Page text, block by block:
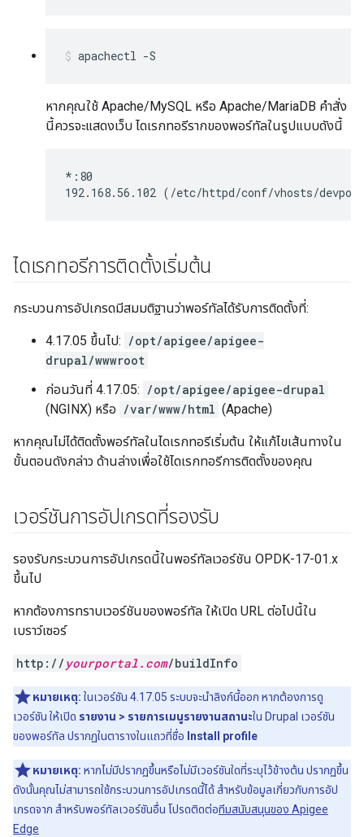
apachectl -S
หากคุณใช้ Apache/MySQL หรือ Apache/MariaDB คำสั่ง
นี้ควรจะแสดงเว็บ ไดเรกทอรีรากของพอร์ทัลในรูปแบบดังนี้
*:80
192.168.56.102 (/etc/httpd/conf/vhosts/
ไดเรกทอรีการติดตั้งเริ่มต้น
กระบวนการอัปเกรดมีสมมติฐานว่าพอร์ทัลได้รับการติดตั้งที่:
4.17.05 ขึ้นไป: /opt/apigee/apigee-
drupal/wwwroot
ก่อนวันที่ 4.17.05: /opt/apigee/apigee-drupal
(NGINX) หรือ /var/www/html (Apache)
หากคุณไม่ได้ติดตั้งพอร์ทัลในไดเรกทอรีเริ่มต้น ให้แก้ไขเส้นทางใน
ขั้นตอนดังกล่าว ด้านล่างเพื่อใช้ไดเรกทอรีการติดตั้งของคุณ
เวอร์ชันการอัปเกรดที่รองรับ
รองรับกระบวนการอัปเกรดนี้ในพอร์ทัลเวอร์ชัน OPDK-17-01.x
ขึ้นไป
หากต้องการทราบเวอร์ชันของพอร์ทัล ให้เปิด URL ต่อไปนี้ใน
เบราว์เซอร์
http:// yourportal.com/buildInfo
หมายเหตุ: ในเวอร์ชัน 4.17.05 ระบบจะนำลิงก์นี้ออก หากต้องการดู
เวอร์ชัน ให้เปิด รายงาน > รายการเมนูรายงานสถานะใน Drupal เวอร์ชัน
ของพอร์ทัล ปรากฏในตารางในแถวที่ชื่อ Install profile
หมายเหตุ: หากไม่มีปรากฏขึ้นหรือไม่มีเวอร์ชันใดที่ระบุไว้ข้างต้น ปรากฏขึ้น
ดังนั้นคุณไม่สามารถใช้กระบวนการอัปเกรดนี้ได้ สำหรับข้อมูลเกี่ยวกับการอัป
เกรดจาก สำหรับพอร์ทัลเวอร์ชันอื่น โปรดติดต่อทีมสนับสนุนของ Apigee
Edge